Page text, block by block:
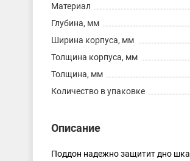
Материал
Глубина, мм
Ширина корпуса, мм
Толщина корпуса, мм
Толщина, мм
Количество в упаковке
Описание
Поддон надежно защитит дно